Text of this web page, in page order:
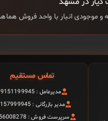
و موجودی انبار با واحد فروش
تماس مستقیم
مدیرعامل : 09151199945
مدیر بازرگانی : 09157999945
سرپرست فروش : 09156008278